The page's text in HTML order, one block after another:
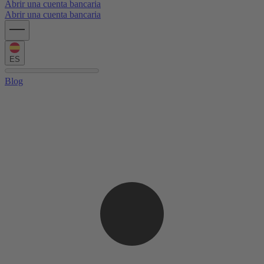
Abrir una cuenta bancaria
Abrir una cuenta bancaria
ES
Blog